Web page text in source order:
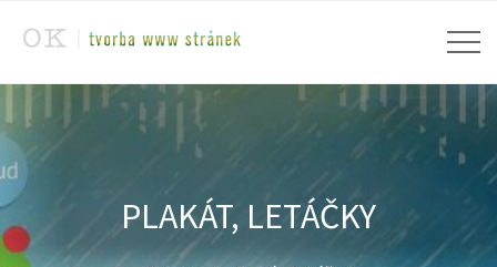
PLAKÁT, LETÁČKY